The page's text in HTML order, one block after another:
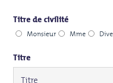
Titre de civilité
Monsieur Mme
Titre